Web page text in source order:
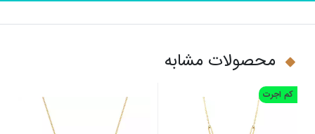
محصولات مشابه
کم اجرت